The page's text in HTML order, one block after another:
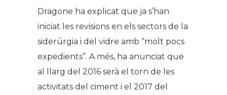
Dragone ha explicat que ja s’han
iniciat les revisions en els sectors de la
siderúrgia i del vidre amb “molt pocs
expedients”. A més, ha anunciat que
al llarg del 2016 serà el torn de les
activitats del ciment i el 2017 del